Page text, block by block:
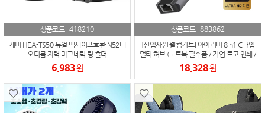
상품코드 :418210
케미 HEA-TS50 듀얼 맥세이프호환 N52네
오디뮴 자력 마그네틱 링 홀더
6,983원
상품코드 :883862
[신입사원 웰컴키트] 아이리버 8in1 C타입
멀티 허브 (노트북 필수품 / 기업 로고 인쇄 /
재택근무 선물) 아이리버 IHC-HW12-
HUB8 100Mbps HDMI 4K 영상지원 LAN
8in1 멀티 허브
18,328원